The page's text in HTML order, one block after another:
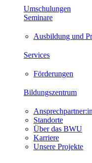
Umschulungen
Seminare
Ausbildung und
Services
Förderungen
Bildungszentrum
Standorte
Über das BWU
Karriere
Unsere Projekte